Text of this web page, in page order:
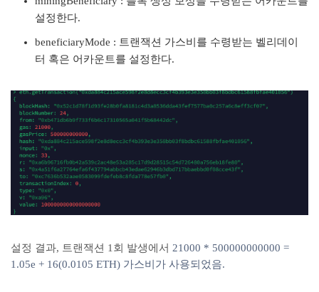
설정한다.
beneficiaryMode : 트랜잭션 가스비를 수령받는 벨리데이
터 혹은 어카운트를 설정한다.
설정 결과, 트랜잭션 1회 발생에서 21000 * 500000000000 =
1.05e + 16(0.0105 ETH) 가스비가 사용되었음.